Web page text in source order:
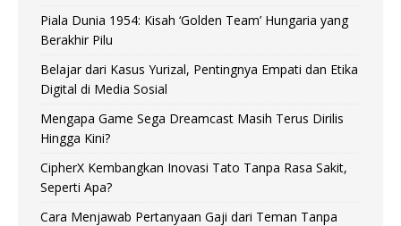
Piala Dunia 1954: Kisah ‘Golden Team’ Hungaria yang
Berakhir Pilu
Belajar dari Kasus Yurizal, Pentingnya Empati dan Etika
Digital di Media Sosial
Mengapa Game Sega Dreamcast Masih Terus Dirilis
Hingga Kini?
CipherX Kembangkan Inovasi Tato Tanpa Rasa Sakit,
Seperti Apa?
Cara Menjawab Pertanyaan Gaji dari Teman Tanpa